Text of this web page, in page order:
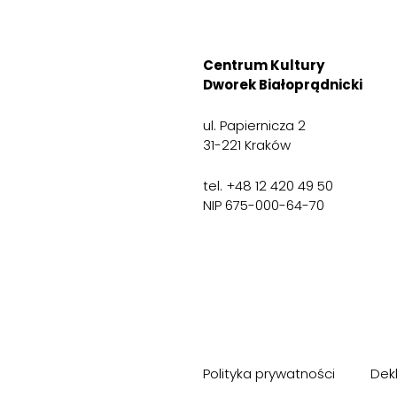
Centrum Kultury
Dworek Białoprądnicki
ul. Papiernicza 2
31-221 Kraków
tel. +48 12 420 49 50
NIP 675-000-64-70
Polityka prywatności